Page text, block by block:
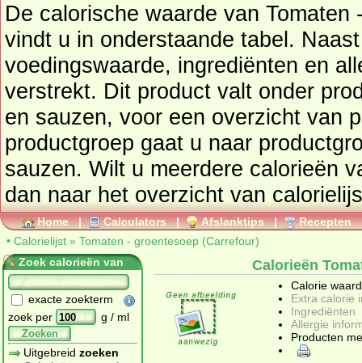
De calorische waarde van Tomaten
vindt u in onderstaande tabel. Naast de
voedingswaarde, ingrediënten en
verstrekt. Dit product valt onder
en sauzen, voor een overzicht van producten uit deze
productgroep gaat u naar
sauzen. Wilt u meerdere calorieën
dan naar het overzicht van
Home | Calculators | Afslanktips | Recepten
• Calorielijst » Tomaten - groentesoep (Carrefour)
Zoek calorieën van
exacte zoekterm
zoek per
g / ml
Zoeken
Uitgebreid zoeken
Calorieën
Calorie
Extra calorie
Ingrediënten
Allergie
Producten